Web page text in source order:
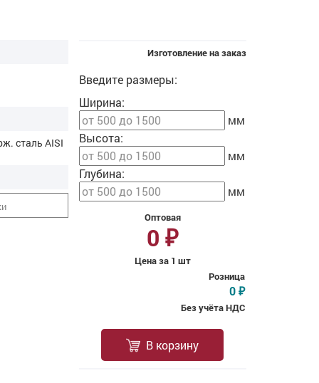
Изготовление на заказ
Введите размеры:
Ширина:
мм
Высота:
мм
Глубина:
мм
Оптовая
0 ₽
Цена за 1 шт
Розница
0 ₽
Без учёта НДС
В корзину
cталь AISI